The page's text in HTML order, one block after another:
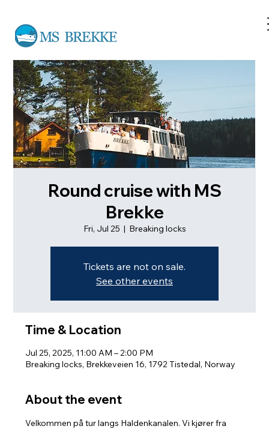
Round cruise with MS
Brekke
Fri, Jul 25
  |
Breaking locks
Tickets are not on sale.
See other events
Time & Location
Jul 25, 2025, 11:00 AM – 2:00 PM
Breaking locks, Brekkeveien 16, 1792 Tistedal, Norway
About the event
Velkommen på tur langs Haldenkanalen. Vi kjører fra